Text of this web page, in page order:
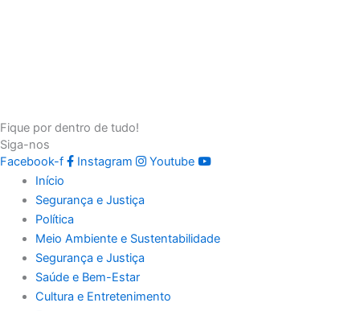
Fique por dentro de tudo!
Siga-nos
Facebook-f
Instagram
Youtube
Início
Segurança e Justiça
Política
Meio Ambiente e Sustentabilidade
Segurança e Justiça
Saúde e Bem-Estar
Cultura e Entretenimento